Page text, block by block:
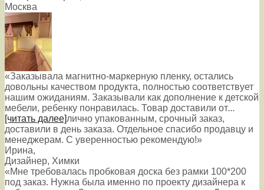
Москва
«Заказывала магнитно-маркерную пленку, остались
довольны качеством продукта, полностью соответствует
нашим ожиданиям. Заказывали как дополнение к детской
мебели, ребенку понравилась. Товар доставили от...
[читать далее]лично упакованным, срочный заказ,
доставили в день заказа. Отдельное спасибо продавцу и
менеджерам. С уверенностью рекомендую!»
Ирина,
Дизайнер, Химки
«Мне требовалась пробковая доска без рамки 100*200
под заказ. Нужна была именно по проекту дизайнера к